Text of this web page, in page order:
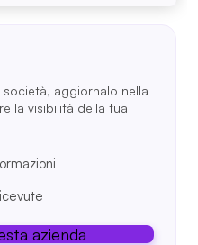
aggiornalo nella
la visibilità della tua
azienda